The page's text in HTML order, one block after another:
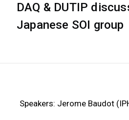
DAQ & DUTIP
Japanese SOI group
Speakers: Jerome Baudot